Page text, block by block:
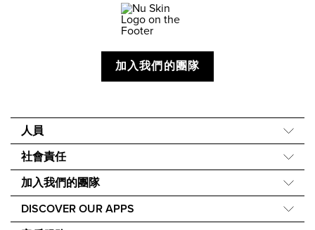
加入我們的團隊
人員
關於我們
我們的故事
40 週年
Careers
Newsroom
社會責任
Force for Good
Nourish the Children
永續發展
加入我們的團隊
DirectSelling.org
DISCOVER OUR APPS
Nu Skin Vera®